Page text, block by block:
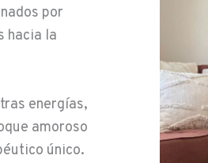
por
hacia la
energías,
amoroso
único.